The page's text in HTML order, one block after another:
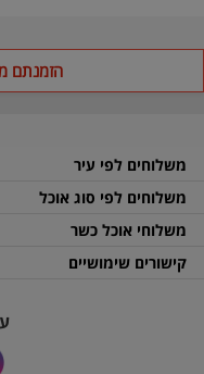
הזמנתם
משלוחים לפי עיר
משלוחים לפי סוג אוכל
משלוחי אוכל כשר
קישורים שימושיים